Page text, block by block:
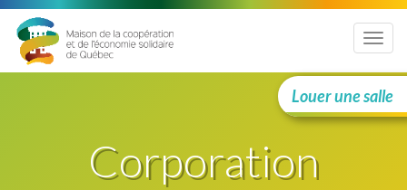
Menu
Louer une salle
Corporation